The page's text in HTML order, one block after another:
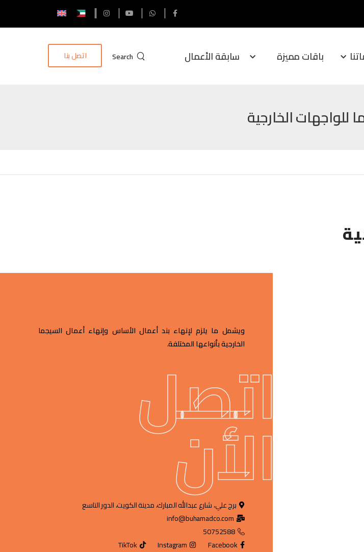
باقات مميزة سابقة الأعمال Search اتصل بنا
للواجهات الخارجية
ويشمل ما يلزم لإنهاء بند أعمال الأساس وإنهاء أعمال السيجما
الخارجية بأنواعها المختلفة.
اتصل
الأن
برج علي، شارع عبدالله المبارك، مدينة الكويت، الدور التاسع
info@buhamadco.com
50752588
Facebook
Instagram
TikTok